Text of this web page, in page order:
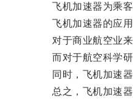
飞机加速器为乘客
飞机加速器的应用
对于商业航空业来
而对于航空科学研
同时，飞机加速器
总之，飞机加速器